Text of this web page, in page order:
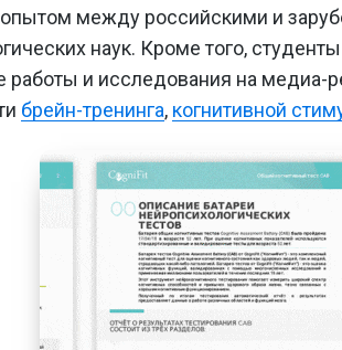
между российскими и
наук. Кроме того,
работы и исследования на
брейн-тренинга, когнитивной